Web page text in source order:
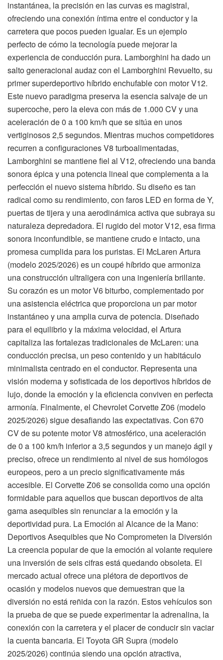
instantánea, la precisión en las curvas es magistral,
ofreciendo una conexión íntima entre el conductor y la
carretera que pocos pueden igualar. Es un ejemplo
perfecto de cómo la tecnología puede mejorar la
experiencia de conducción pura. Lamborghini ha dado un
salto generacional audaz con el Lamborghini Revuelto, su
primer superdeportivo híbrido enchufable con motor V12.
Este nuevo paradigma preserva la esencia salvaje de un
supercoche, pero la eleva con más de 1.000 CV y una
aceleración de 0 a 100 km/h que se sitúa en unos
vertiginosos 2,5 segundos. Mientras muchos competidores
recurren a configuraciones V8 turboalimentadas,
Lamborghini se mantiene fiel al V12, ofreciendo una banda
sonora épica y una potencia lineal que complementa a la
perfección el nuevo sistema híbrido. Su diseño es tan
radical como su rendimiento, con faros LED en forma de Y,
puertas de tijera y una aerodinámica activa que subraya su
naturaleza depredadora. El rugido del motor V12, esa firma
sonora inconfundible, se mantiene crudo e intacto, una
promesa cumplida para los puristas. El McLaren Artura
(modelo 2025/2026) es un coupé híbrido que armoniza
una construcción ultraligera con una ingeniería brillante.
Su corazón es un motor V6 biturbo, complementado por
una asistencia eléctrica que proporciona un par motor
instantáneo y una amplia curva de potencia. Diseñado
para el equilibrio y la máxima velocidad, el Artura
capitaliza las fortalezas tradicionales de McLaren: una
conducción precisa, un peso contenido y un habitáculo
minimalista centrado en el conductor. Representa una
visión moderna y sofisticada de los deportivos híbridos de
lujo, donde la emoción y la eficiencia conviven en perfecta
armonía. Finalmente, el Chevrolet Corvette Z06 (modelo
2025/2026) sigue desafiando las expectativas. Con 670
CV de su potente motor V8 atmosférico, una aceleración
de 0 a 100 km/h inferior a 3,5 segundos y un manejo ágil y
preciso, ofrece un rendimiento al nivel de sus homólogos
europeos, pero a un precio significativamente más
accesible. El Corvette Z06 se consolida como una opción
formidable para aquellos que buscan deportivos de alta
gama asequibles sin renunciar a la emoción y la
deportividad pura. La Emoción al Alcance de la Mano:
Deportivos Asequibles que No Comprometen la Diversión
La creencia popular de que la emoción al volante requiere
una inversión de seis cifras está quedando obsoleta. El
mercado actual ofrece una plétora de deportivos de
ocasión y modelos nuevos que demuestran que la
diversión no está reñida con la razón. Estos vehículos son
la prueba de que se puede experimentar la adrenalina, la
conexión con la carretera y el placer de conducir sin vaciar
la cuenta bancaria. El Toyota GR Supra (modelo
2025/2026) continúa siendo una opción atractiva,